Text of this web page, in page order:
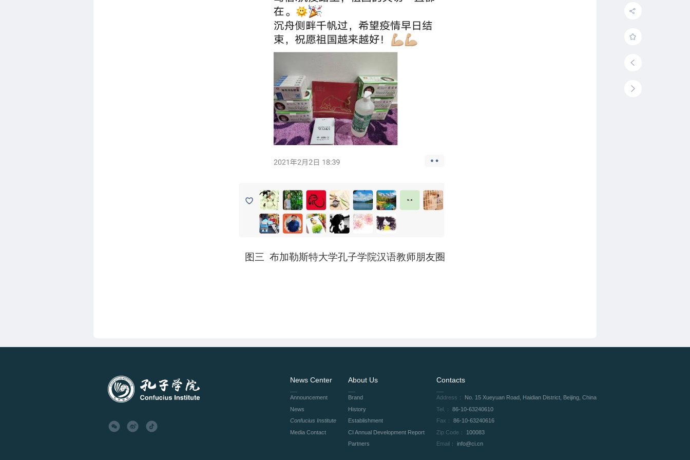
图三 布加勒斯特大学孔子学院汉语教师朋友圈
News Center
Announcement
News
Confucius Institute
Media Contact
About Us
Brand
History
Establishment
CI Annual Development Report
Partners
Contacts
Address：
No. 15 Xueyuan Road, Haidian District, Beijing, China
Tel.：
86-10-63240610
Fax：
86-10-63240616
Zip Code：
100083
Email：
info@ci.cn